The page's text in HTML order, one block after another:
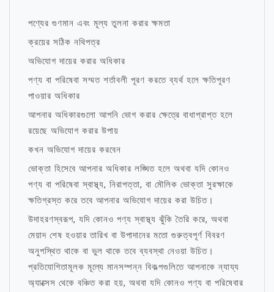
পণ্যের গুণমান এবং মূল্য তুলনা করার ক্ষমতা
ক্রয়ের সঠিক নথিপত্র
অভিযোগ দায়ের করার অধিকার
পণ্য বা পরিষেবা সম্মত শর্তাবলী পূরণ করতে ব্যর্থ হলে ক্ষতিপূরণ
পাওয়ার অধিকার
আপনার অধিকারগুলো আপনি ভোগ করার ক্ষেত্রে বাধাপ্রাপ্ত হলে
রয়েছে অভিযোগ করার উপায়
কখন অভিযোগ দায়ের করবেন
ভোক্তা হিসেবে আপনার অধিকার লঙ্ঘিত হলে অথবা যদি কোনও
পণ্য বা পরিষেবা স্বাস্থ্য, নিরাপত্তা, বা মৌলিক ভোক্তা সুরক্ষাকে
ক্ষতিগ্রস্ত করে তবে আপনার অভিযোগ দায়ের করা উচিত।
উদাহরণস্বরূপ, যদি কোনও পণ্য স্বাস্থ্য ঝুঁকি তৈরি করে, অথবা
মেয়াদ শেষ হওয়ার তারিখ বা উপাদানের মতো গুরুত্বপূর্ণ বিবরণ
অনুপস্থিত থাকে বা ভুল থাকে তবে ব্যবস্থা নেওয়া উচিত।
প্রতিযোগিতামূলক মূল্যে মানসম্পন্ন বিকল্পগুলিতে আপনাকে ন্যায্য
অ্যাক্সেস থেকে বঞ্চিত করা হয়, অথবা যদি কোনও পণ্য বা পরিষেবার